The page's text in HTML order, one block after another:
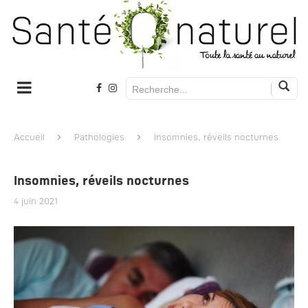
Accueil Pathologies Insomnies, réveils nocturnes
Insomnies, réveils nocturnes
4 juin 2021